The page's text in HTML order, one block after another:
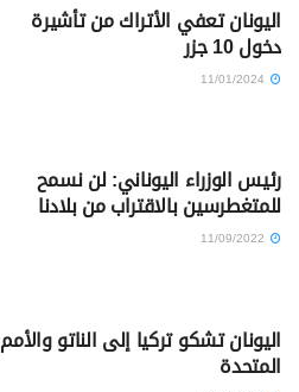
اليونان تعفي الأتراك من تأشيرة
دخول 10 جزر
رئيس الوزراء اليوناني: لن نسمح
للمتغطرسين بالاقتراب من بلادنا
اليونان تشكو تركيا إلى الناتو والأمم
المتحدة